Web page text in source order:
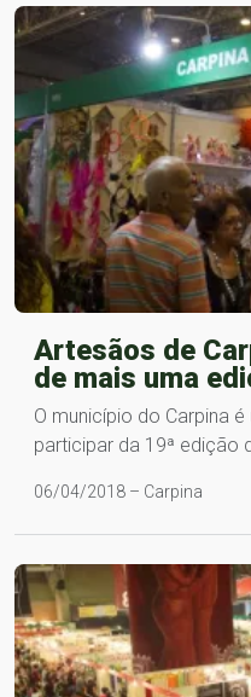
Artesãos de
de mais uma
O município do Carpina
participar da 19ª edição
06/04/2018 – Carpina